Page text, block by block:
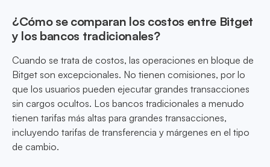
¿Cómo se comparan los costos entre Bitget
y los bancos tradicionales?
Cuando se trata de costos, las operaciones en bloque de
Bitget son excepcionales. No tienen comisiones, por lo
que los usuarios pueden ejecutar grandes transacciones
sin cargos ocultos. Los bancos tradicionales a menudo
tienen tarifas más altas para grandes transacciones,
incluyendo tarifas de transferencia y márgenes en el tipo
de cambio.